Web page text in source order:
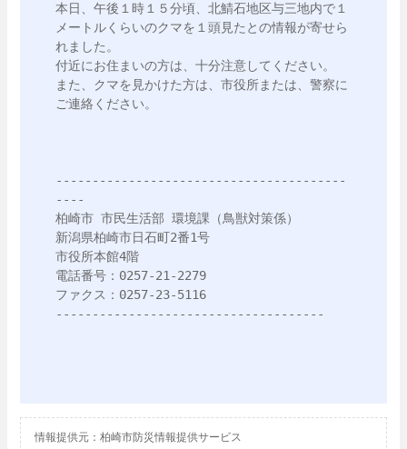
本日、午後１時１５分頃、北鯖石地区与三地内で１
メートルくらいのクマを１頭見たとの情報が寄せら
れました。
付近にお住まいの方は、十分注意してください。
また、クマを見かけた方は、市役所または、警察に
ご連絡ください。
----------------------------------------
----
柏崎市 市民生活部 環境課（鳥獣対策係）
新潟県柏崎市日石町2番1号
市役所本館4階
電話番号：0257-21-2279
ファクス：0257-23-5116
-------------------------------------
情報提供元：柏崎市防災情報提供サービス